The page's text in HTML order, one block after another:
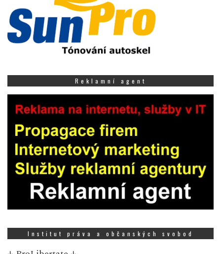
Reklamní agent
Institut práva a občanských svobod